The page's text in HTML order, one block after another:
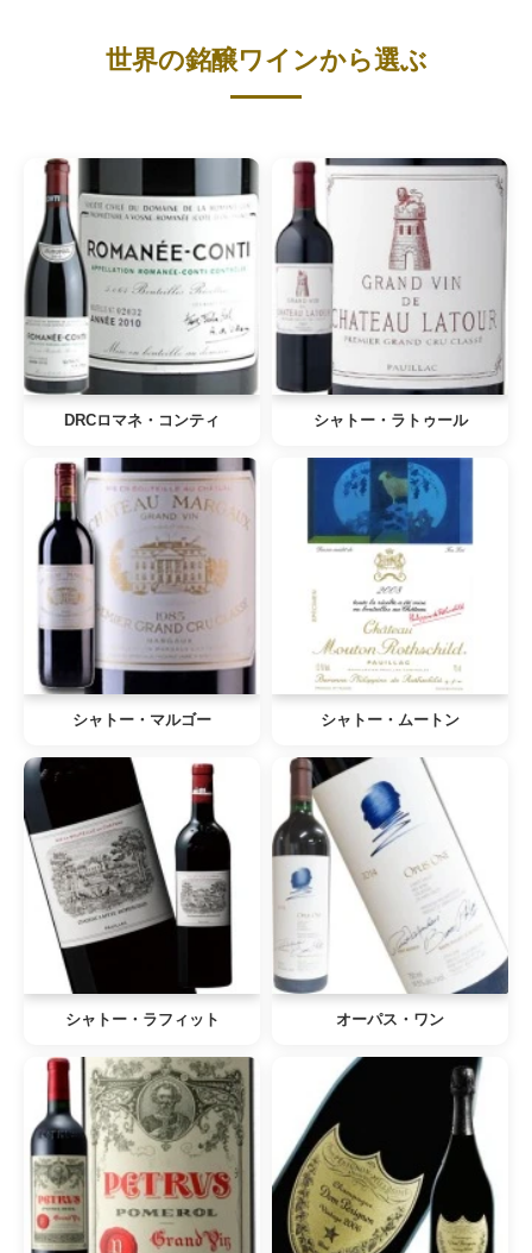
世界の銘醸ワインから選ぶ
DRCロマネ・コンティ シャトー・ラトゥール
シャトー・マルゴー シャトー・ムートン
シャトー・ラフィット オーパス・ワン